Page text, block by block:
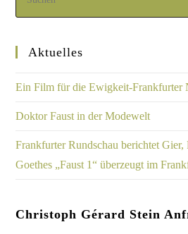
Aktuelles
Ein Film für die Ewigkeit-Frankfurter
Doktor Faust in der Modewelt
Frankfurter Rundschau berichtet
Goethes „Faust 1“ überzeugt im
Christoph Gérard Stein